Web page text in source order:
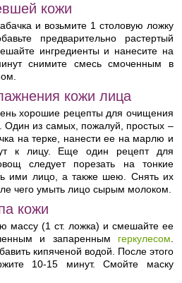
кожи
и возьмите 1 столовую ложку
предварительно растертый
ингредиенты и нанесите на
снимите смесь смоченным в
кожи лица
хорошие рецепты для очищения
Один из самых, пожалуй, простых –
на терке, нанести ее на марлю и
к лицу. Еще один рецепт для
следует порезать на тонкие
ими лицо, а также шею. Снять их
чего умыть лицо сырым молоком.
кожи
массу (1 ст. ложка) и смешайте ее
и запаренным геркулесом
кипяченой водой. После этого
10-15 минут. Смойте маску